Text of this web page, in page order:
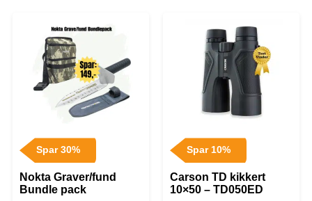
Spar 30%
Nokta Graver/fund
Bundle pack
Spar 10%
Carson TD kikkert
10×50 – TD050ED